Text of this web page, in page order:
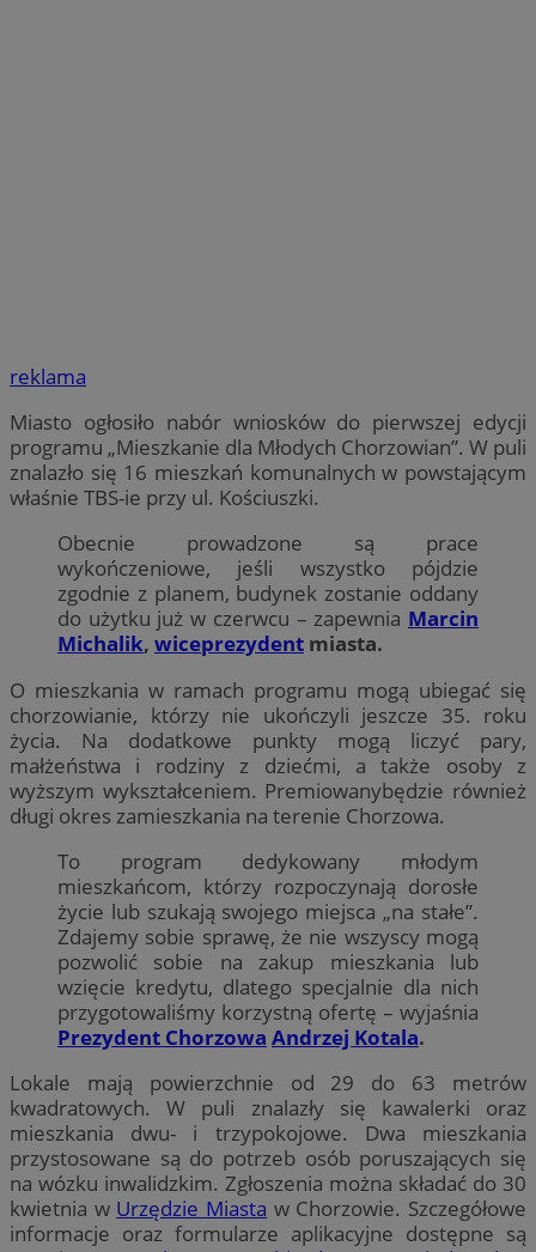
reklama
Miasto ogłosiło nabór wniosków do pierwszej edycji
programu „Mieszkanie dla Młodych Chorzowian”. W puli
znalazło się 16 mieszkań komunalnych w powstającym
właśnie TBS-ie przy ul. Kościuszki.
Obecnie prowadzone są prace
wykończeniowe, jeśli wszystko pójdzie
zgodnie z planem, budynek zostanie oddany
do użytku już w czerwcu – zapewnia Marcin
Michalik, wiceprezydent miasta.
O mieszkania w ramach programu mogą ubiegać się
chorzowianie, którzy nie ukończyli jeszcze 35. roku
życia. Na dodatkowe punkty mogą liczyć pary,
małżeństwa i rodziny z dziećmi, a także osoby z
wyższym wykształceniem. Premiowanybędzie również
długi okres zamieszkania na terenie Chorzowa.
To program dedykowany młodym
mieszkańcom, którzy rozpoczynają dorosłe
życie lub szukają swojego miejsca „na stałe”.
Zdajemy sobie sprawę, że nie wszyscy mogą
pozwolić sobie na zakup mieszkania lub
wzięcie kredytu, dlatego specjalnie dla nich
przygotowaliśmy korzystną ofertę – wyjaśnia
Prezydent Chorzowa Andrzej Kotala.
Lokale mają powierzchnie od 29 do 63 metrów
kwadratowych. W puli znalazły się kawalerki oraz
mieszkania dwu- i trzypokojowe. Dwa mieszkania
przystosowane są do potrzeb osób poruszających się
na wózku inwalidzkim. Zgłoszenia można składać do 30
kwietnia w Urzędzie Miasta w Chorzowie. Szczegółowe
informacje oraz formularze aplikacyjne dostępne są